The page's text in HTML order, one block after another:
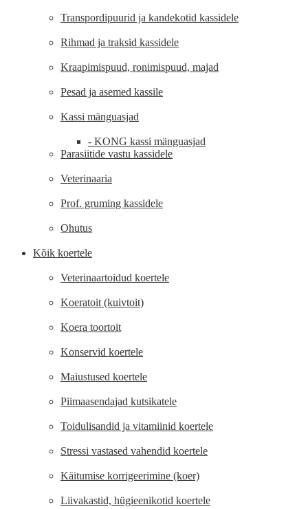
Transpordipuurid ja kandekotid kassidele
Rihmad ja traksid kassidele
Kraapimispuud, ronimispuud, majad
Pesad ja asemed kassile
Kassi mänguasjad
- KONG kassi mänguasjad
Parasiitide vastu kassidele
Veterinaaria
Prof. gruming kassidele
Ohutus
Kõik koertele
Veterinaartoidud koertele
Koeratoit (kuivtoit)
Koera toortoit
Konservid koertele
Maiustused koertele
Piimaasendajad kutsikatele
Toidulisandid ja vitamiinid koertele
Stressi vastased vahendid koertele
Käitumise korrigeerimine (koer)
Liivakastid, hügieenikotid koertele